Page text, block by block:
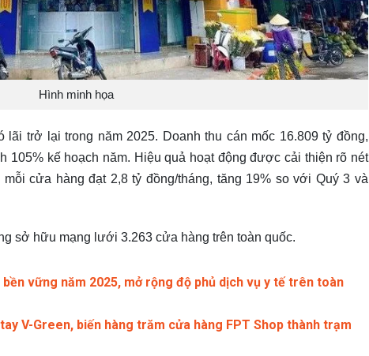
Hình minh họa
lãi trở lại trong năm 2025. Doanh thu cán mốc 16.809 tỷ đồng,
105% kế hoạch năm. Hiệu quả hoạt động được cải thiện rõ nét
cửa hàng đạt 2,8 tỷ đồng/tháng, tăng 19% so với Quý 3 và
sở hữu mạng lưới 3.263 cửa hàng trên toàn quốc.
vững năm 2025, mở rộng độ phủ dịch vụ y tế trên toàn
V-Green, biến hàng trăm cửa hàng FPT Shop thành trạm